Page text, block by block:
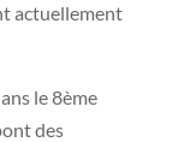
actuellement
le 8ème
des